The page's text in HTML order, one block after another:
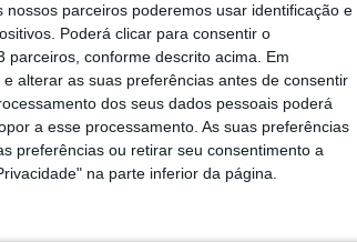
parceiros poderemos usar identificação e
Poderá clicar para consentir o
conforme descrito acima. Em
alterar as suas preferências antes de consentir
dos seus dados pessoais poderá
a esse processamento. As suas preferências
preferências ou retirar seu consentimento a
na parte inferior da página.